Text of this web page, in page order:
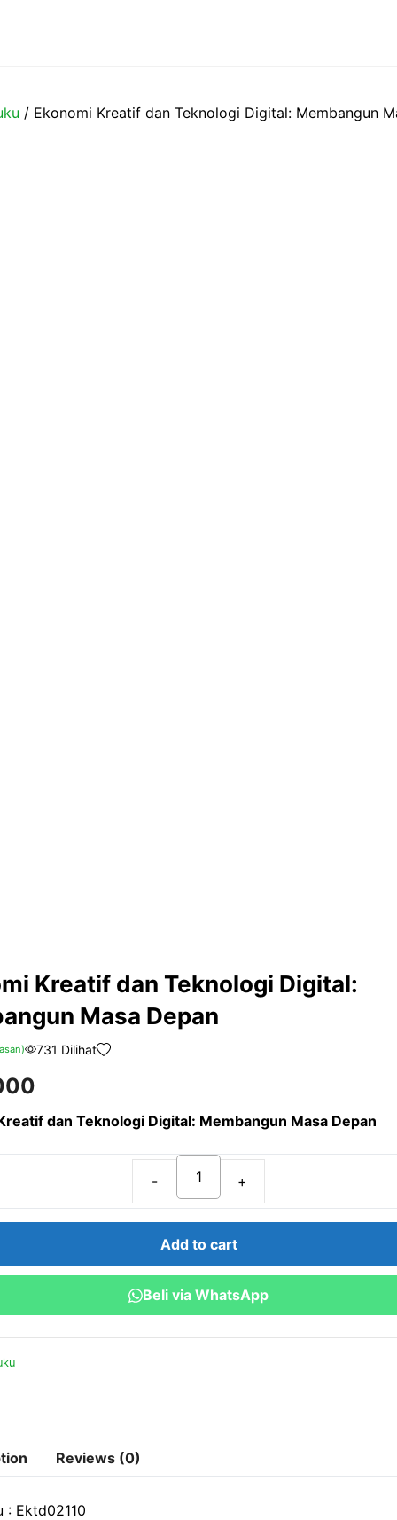
/ Ekonomi Kreatif dan Teknologi Digital: Membangun
Kreatif dan Teknologi Digital:
Masa Depan
731 Dilihat
dan Teknologi Digital: Membangun Masa Depan
Ekonomi
Kreatif
Digital:
Membangun
Add to cart
Beli via WhatsApp
Reviews (0)
: Ektd02110